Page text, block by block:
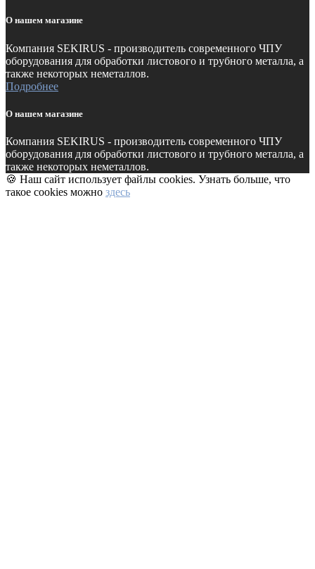
О нашем магазине
Компания SEKIRUS - производитель современного ЧПУ
оборудования для обработки листового и трубного металла, а
также некоторых неметаллов.
Подробнее
О нашем магазине
Компания SEKIRUS - производитель современного ЧПУ
оборудования для обработки листового и трубного металла, а
также некоторых неметаллов.
🍪 Наш сайт использует файлы cookies. Узнать больше, что
такое cookies можно здесь